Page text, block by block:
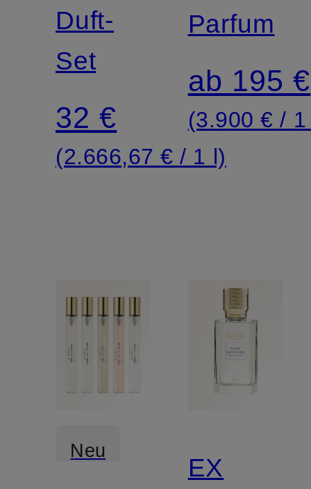
DISCOVERY
SET
Duft-
Set
32 €
(2.666,67 € / 1 l)
Parfum
ab 195 €
(3.900 € /
Neu
EX